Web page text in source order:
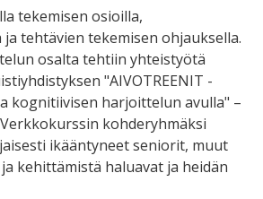
tekemisen osioilla,
ja tehtävien tekemisen ohjauksella.
osalta tehtiin yhteistyötä
"AIVOTREENIT -
kognitiivisen harjoittelun avulla" –
kohderyhmäksi
ikääntyneet seniorit, muut
kehittämistä haluavat ja heidän